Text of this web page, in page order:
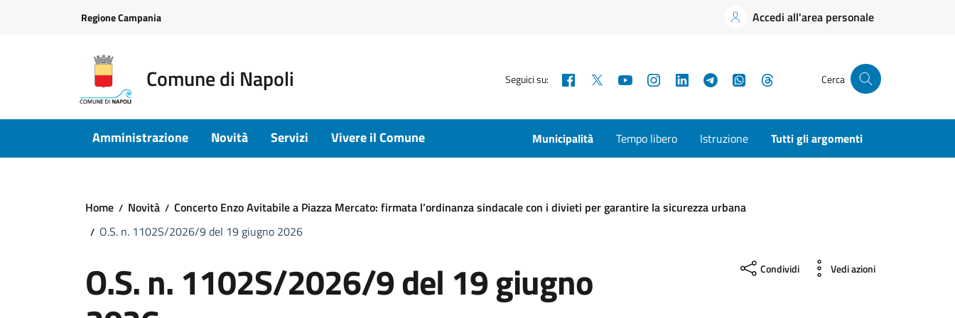
Regione Campania Accedi all'area personale
Comune di Napoli Seguici su: Facebook YouTubeInstagramLinkedInTelegramWhatsApp Cerca
Amministrazione Novità Servizi Vivere il Comune Municipalità Tempo libero Istruzione Tutti gli argomenti
Home Novità
Concerto Enzo Avitabile a Piazza Mercato: firmata l’ordinanza sindacale con i divieti per garantire la sicurezza urbana
O.S. n. 1102S/2026/9 del 19 giugno 2026
O.S. n. 1102S/2026/9 del 19 giugno Condividi Vedi azioni